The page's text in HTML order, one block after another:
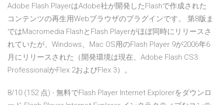
Adobe Flash PlayerはAdobe社が開発したFlashで作成された
コンテンツの再生用Webブラウザのプラグインです。 第8版ま
ではMacromedia FlashとFlash Playerがほぼ同時にリリースさ
れていたが、Windows、Mac OS用のFlash Player 9が2006年6
月にリリースされた（開発環境は現在、Adobe Flash CS3
ProfessionalかFlex 2およびFlex 3）。
8/10 (152 点) - 無料でFlash Player Internet Explorerをダウンロ